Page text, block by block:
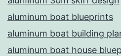
aluminum boat blueprints
aluminum boat building
aluminum boat house